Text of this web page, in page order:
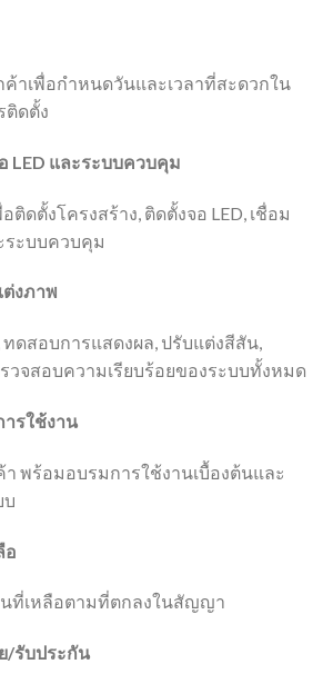
าเพื่อกำหนดวันและเวลาที่สะดวกใน
ติดตั้ง
LED และระบบควบคุม
ติดตั้งโครงสร้าง, ติดตั้งจอ LED, เชื่อม
ระบบควบคุม
งภาพ
ทดสอบการแสดงผล, ปรับแต่งสีสัน,
วจสอบความเรียบร้อยของระบบทั้งหมด
รใช้งาน
พร้อมอบรมการใช้งานเบื้องต้นและ
บ
อ
นที่เหลือตามที่ตกลงในสัญญา
/รับประกัน